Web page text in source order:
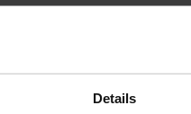
Details